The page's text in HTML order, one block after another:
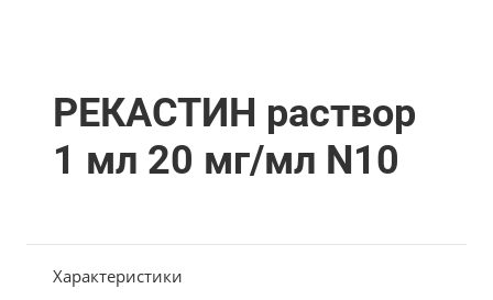
РЕКАСТИН раствор
1 мл 20 мг/мл N10
Характеристики